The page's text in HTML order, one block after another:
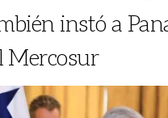
instó a
Mercosur